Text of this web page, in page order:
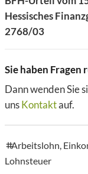
Hessisches
2768/03
Sie haben Fragen
Dann wenden Sie
unsKontaktauf.
tags
Arbeitslohn,
Lohnsteuer